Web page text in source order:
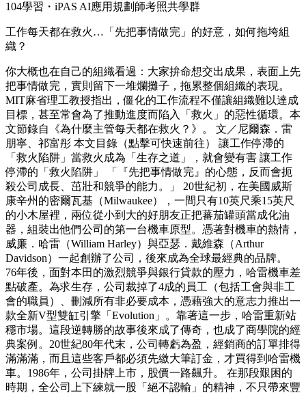
104學習・iPAS AI應用規劃師考照共學群
工作每天都在救火…「先把事情做完」的好意，如何拖垮組
織？
你大概也在自己的組織看過：大家拚命想交出成果，表面上先
把事情做完，實則留下一堆爛攤子，拖累整個組織的表現。
MIT麻省理工教授指出，僵化的工作流程不僅讓組織難以達成
目標，甚至常會為了推動進度而陷入「救火」的惡性循環。本
文節錄自《為什麼主管每天都在救火？》。 文／尼爾森．雷
朋寧、祁富彤 本文目錄（點擊可快速前往） 讓工作停滯的
「救火陷阱」當救火成為「生存之道」，就會變有害 讓工作
停滯的「救火陷阱」 「『先把事情做完』的心態，反而會扼
殺公司成長、茁壯和競爭的能力。」 20世紀初，在美國威斯
康辛州的密爾瓦基（Milwaukee），一間只有10英尺乘15英尺
的小木屋裡，兩位從小到大的好朋友正把蕃茄罐頭當成化油
器，組裝出他們公司的第一台機車原型。憑著對機車的熱情，
威廉．哈雷（William Harley）與亞瑟．戴維森（Arthur
Davidson）一起創辦了公司，後來成為全球最經典的品牌。
76年後，面對本田的激烈競爭與銀行貸款的壓力，哈雷機車差
點破產。為求生存，公司裁掉了4成的員工（包括工會與非工
會的職員）、刪減所有非必要成本，憑藉強大的意志力推出一
款全新V型雙缸引擎「Evolution」。靠著這一步，哈雷重新站
穩市場。這段逆轉勝的故事後來成了傳奇，也成了商學院的經
典案例。20世紀80年代末，公司轉虧為盈，經銷商的訂單排得
滿滿滿，而且這些客戶都必須先繳大筆訂金，才買得到哈雷機
車。1986年，公司掛牌上市，股價一路飆升。 在那段艱困的
時期，全公司上下練就一股「絕不認輸」的精神，不只帶來豐